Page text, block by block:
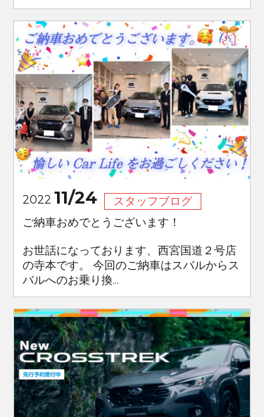
2022 11/24
スタッフブログ
ご納車おめでとうございます！
お世話になっております、西宮国道２号店
の寺本です。 今回のご納車はスバルからス
バルへのお乗り換...